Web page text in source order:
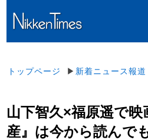
トップページ ▶ 新着ニュース報道
山下智久×福原遥で映
産』は今から読んで